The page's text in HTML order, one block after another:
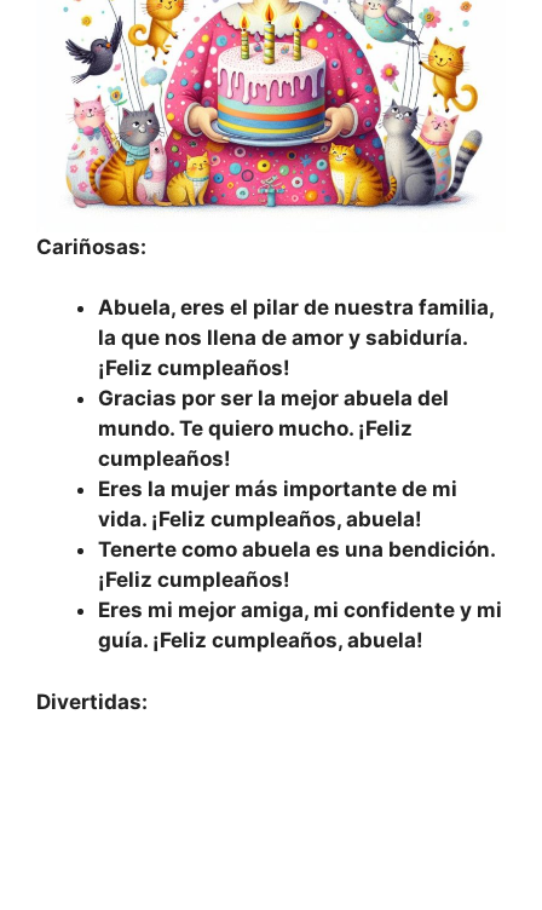
Cariñosas:
Abuela, eres el pilar de nuestra familia,
la que nos llena de amor y sabiduría.
¡Feliz cumpleaños!
Gracias por ser la mejor abuela del
mundo. Te quiero mucho. ¡Feliz
cumpleaños!
Eres la mujer más importante de mi
vida. ¡Feliz cumpleaños, abuela!
Tenerte como abuela es una bendición.
¡Feliz cumpleaños!
Eres mi mejor amiga, mi confidente y mi
guía. ¡Feliz cumpleaños, abuela!
Divertidas: